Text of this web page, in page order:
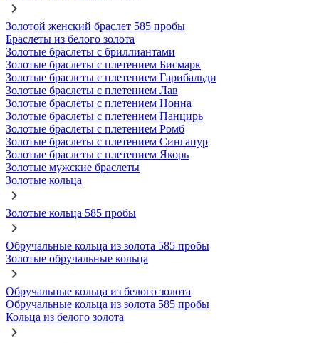
Золотой женский браслет 585 пробы
Браслеты из белого золота
Золотые браслеты с бриллиантами
Золотые браслеты с плетением Бисмарк
Золотые браслеты с плетением Гарибальди
Золотые браслеты с плетением Лав
Золотые браслеты с плетением Нонна
Золотые браслеты с плетением Панцирь
Золотые браслеты с плетением Ромб
Золотые браслеты с плетением Сингапур
Золотые браслеты с плетением Якорь
Золотые мужские браслеты
Золотые кольца
Золотые кольца 585 пробы
Обручальные кольца из золота 585 пробы
Золотые обручальные кольца
Обручальные кольца из белого золота
Обручальные кольца из золота 585 пробы
Кольца из белого золота